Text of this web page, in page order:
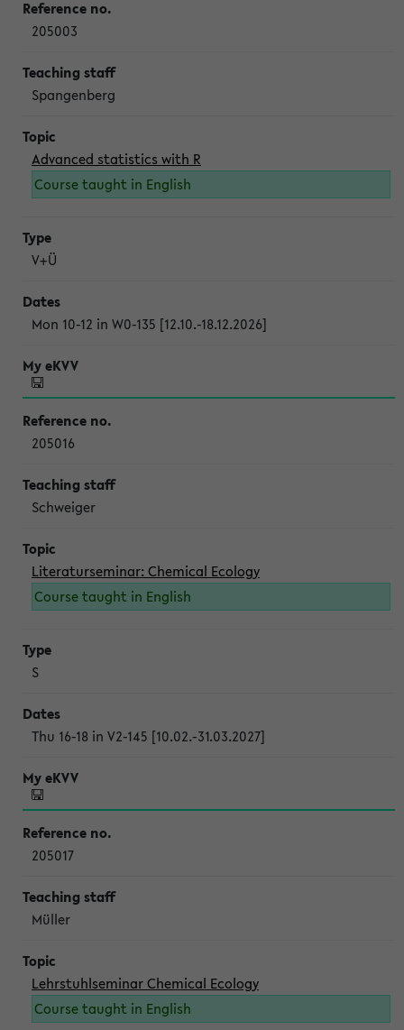
205003
Spangenberg
Advanced statistics with R
Course taught in English
V+Ü
Mon 10-12 in W0-135 [12.10.-18.12.2026]
205016
Schweiger
Literaturseminar: Chemical Ecology
Course taught in English
S
Thu 16-18 in V2-145 [10.02.-31.03.2027]
205017
Müller
Lehrstuhlseminar Chemical Ecology
Course taught in English